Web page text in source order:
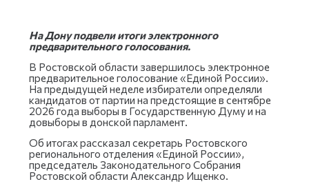
На Дону подвели итоги электронного
предварительного голосования.
В Ростовской области завершилось электронное
предварительное голосование «Единой России».
На предыдущей неделе избиратели определяли
кандидатов от партии на предстоящие в сентябре
2026 года выборы в Государственную Думу и на
довыборы в донской парламент.
Об итогах рассказал секретарь Ростовского
регионального отделения «Единой России»,
председатель Законодательного Собрания
Ростовской области Александр Ищенко.